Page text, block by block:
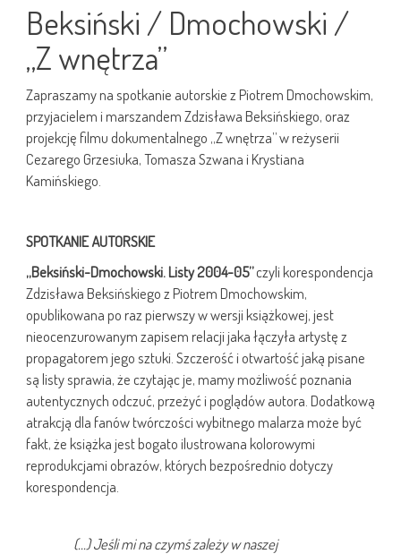
Beksiński / Dmochowski /
„Z wnętrza”
Zapraszamy na spotkanie autorskie z Piotrem Dmochowskim,
przyjacielem i marszandem Zdzisława Beksińskiego, oraz
projekcję filmu dokumentalnego „Z wnętrza” w reżyserii
Cezarego Grzesiuka, Tomasza Szwana i Krystiana
Kamińskiego.
SPOTKANIE AUTORSKIE
„Beksiński-Dmochowski. Listy 2004-05”czyli korespondencja
Zdzisława Beksińskiego z Piotrem Dmochowskim,
opublikowana po raz pierwszy w wersji książkowej, jest
nieocenzurowanym zapisem relacji jaka łączyła artystę z
propagatorem jego sztuki. Szczerość i otwartość jaką pisane
są listy sprawia, że czytając je, mamy możliwość poznania
autentycznych odczuć, przeżyć i poglądów autora. Dodatkową
atrakcją dla fanów twórczości wybitnego malarza może być
fakt, że książka jest bogato ilustrowana kolorowymi
reprodukcjami obrazów, których bezpośrednio dotyczy
korespondencja.
(…) Jeśli mi na czymś zależy w naszej